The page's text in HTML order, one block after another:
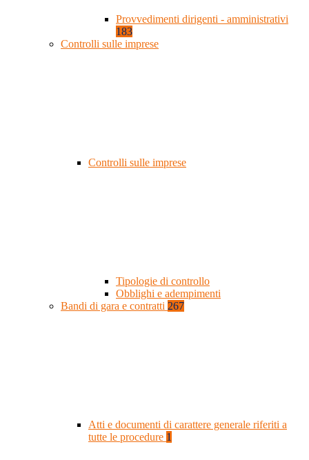
Provvedimenti dirigenti - amministrativi
183
Controlli sulle imprese
Controlli sulle imprese
Tipologie di controllo
Obblighi e adempimenti
Bandi di gara e contratti 267
Atti e documenti di carattere generale riferiti a
tutte le procedure 1